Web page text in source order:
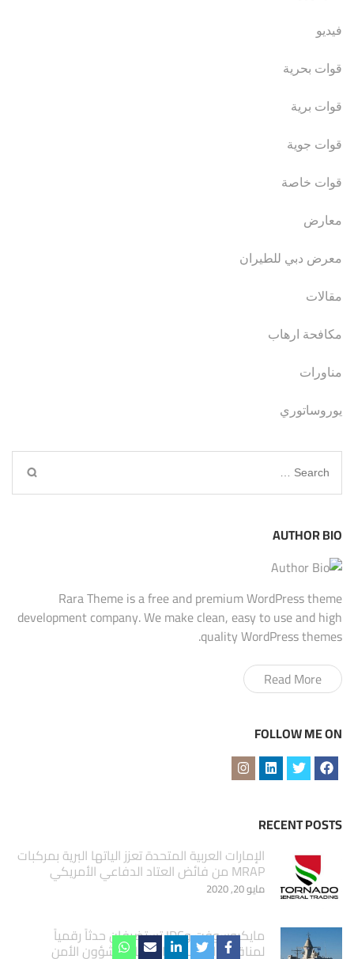
فيديو
قوات بحرية
قوات برية
قوات جوية
قوات خاصة
معارض
معرض دبي للطيران
مقالات
مكافحة ارهاب
مناورات
يوروساتوري
Search
for:
AUTHOR BIO
Rara Theme is a free and premium WordPress theme
development company. We make clean, easy to use and high
quality WordPress themes.
Read More
FOLLOW ME ON
RECENT POSTS
الإمارات العربية المتحدة تعزز الياتها البرية بمركبات
MRAP من فائض العتاد الدفاعي الأمريكي
مايو 20, 2020
مايكروسوفت وIDC تستضيفان حدثاً رقمياً
لمناقشة استمرارية الأعمال وشؤون الأمن